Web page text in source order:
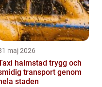
maj 2026
halmstad trygg och
transport genom
staden